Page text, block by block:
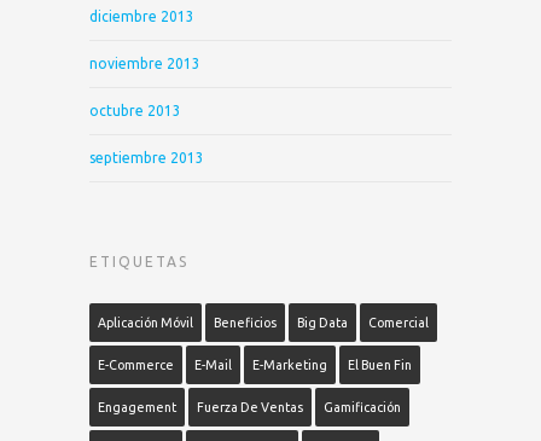
diciembre 2013
noviembre 2013
octubre 2013
septiembre 2013
ETIQUETAS
Aplicación Móvil Beneficios Big Data Comercial
E-Commerce E-Mail E-Marketing El Buen Fin
Engagement Fuerza De Ventas Gamificación